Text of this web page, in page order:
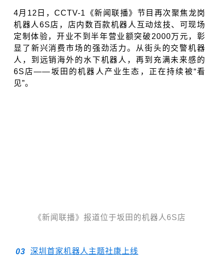
4月12日，CCTV-1《新闻联播》节目再次聚焦龙岗
机器人6S店，店内数百款机器人互动炫技、可现场
定制体验，开业不到半年营业额突破2000万元，彰
显了新兴消费市场的强劲活力。从街头的交警机器
人，到远销海外的水下机器人，再到充满未来感的
6S店——坂田的机器人产业生态，正在持续被“看
见”。
《新闻联播》报道位于坂田的机器人6S店
03 深圳首家机器人主题社康上线